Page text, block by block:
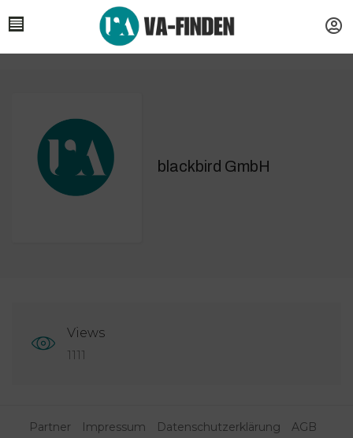
blackbird GmbH
Views
1111
Partner Impressum Datenschutzerklärung
AGB